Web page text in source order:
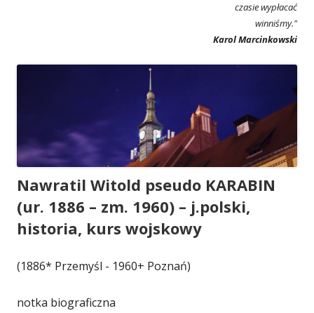
czasie wypłacać
winniśmy."
Karol Marcinkowski
Nawratil Witold pseudo KARABIN
(ur. 1886 – zm. 1960) – j.polski,
historia, kurs wojskowy
(1886* Przemyśl - 1960+ Poznań)
notka biograficzna